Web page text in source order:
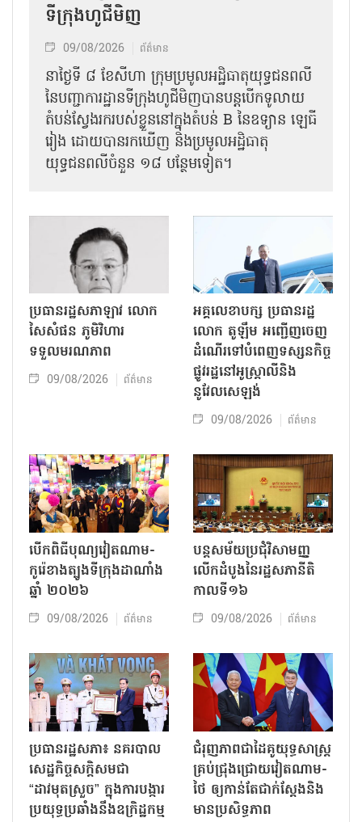
ទីក្រុងហូជីមិញ
09/08/2026 ព័ត៌មាន
នាថ្ងៃទី ៨ ខែសីហា ក្រុមប្រមូលអដ្ឋិធាតុយុទ្ធជនពលី
នៃបញ្ជាការដ្ឋានទីក្រុងហូជីមិញបានបន្តបើកទូលាយ
តំបន់ស្វែងរករបស់ខ្លួននៅក្នុងតំបន់ B នៃឧទ្យាន ឡេធី
រៀង ដោយបានរកឃើញ និងប្រមូលអដ្ឋិធាតុ
យុទ្ធជនពលីចំនួន ១៨ បន្ថែមទៀត។
ប្រធានរដ្ឋសភាឡាវ លោក
សៃសំផន ភូមិវិហារ
ទទួលមរណភាព
09/08/2026 ព័ត៌មាន
អគ្គលេខាបក្ស ប្រធានរដ្ឋ
លោក តូឡឹម អញ្ជើញចេញ
ដំណើរទៅបំពេញទស្សនកិច្ច
ផ្លូវរដ្ឋនៅអូស្ត្រាលីនិង
នូវែលសេឡង់
09/08/2026 ព័ត៌មាន
បើកពិធីបុណ្យវៀតណាម-
កូរ៉េខាងត្បូងទីក្រុងដាណាំង
ឆ្នាំ ២០២៦
09/08/2026 ព័ត៌មាន
បន្តសម័យប្រជុំវិសាមញ្ញ
លើកដំបូងនៃរដ្ឋសភានីតិ
កាលទី១៦
09/08/2026 ព័ត៌មាន
ប្រធានរដ្ឋសភា៖ នគរបាល
សេដ្ឋកិច្ចសក្តិសមជា
“ដាវមុតស្រួច” ក្នុងការបង្ការ
ប្រយុទ្ធប្រឆាំងនឹងឧក្រិដ្ឋកម្ម
ជំរុញភាពជាដៃគូយុទ្ធសាស្ត្រ
គ្រប់ជ្រុងជ្រោយវៀតណាម-
ថៃ ឲ្យកាន់តែជាក់ស្ដែងនិង
មានប្រសិទ្ធភាព